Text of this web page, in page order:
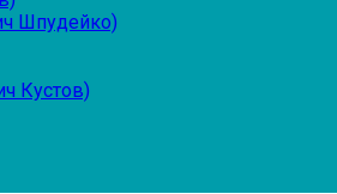
Шпудейко)
Кустов)